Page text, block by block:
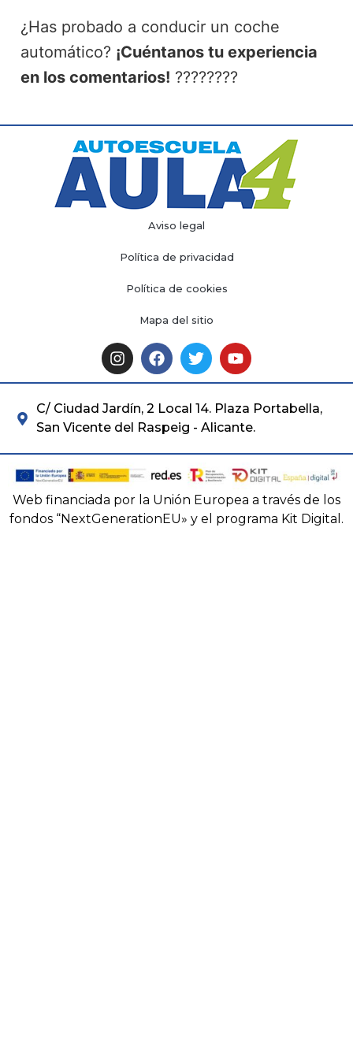
¿Has probado a conducir un coche
automático? ¡Cuéntanos tu experiencia
en los comentarios! ????????
Aviso legal
Política de privacidad
Política de cookies
Mapa del sitio
C/ Ciudad Jardín, 2 Local 14. Plaza Portabella,
San Vicente del Raspeig - Alicante.
Web financiada por la Unión Europea a través de los
fondos “NextGenerationEU» y el programa Kit Digital.